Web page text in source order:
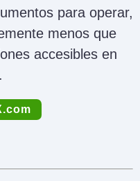
para operar,
menos que
accesibles en